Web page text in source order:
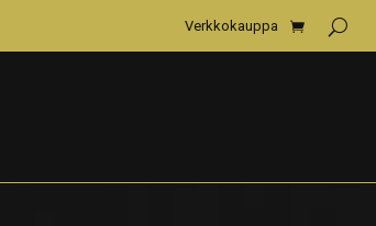
Verkkokauppa